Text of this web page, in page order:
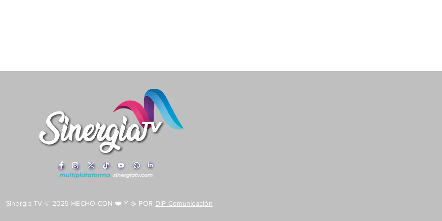
Sinergia TV © 2025 HECHO CON ❤️ Y ☕ POR DIP Comunicación